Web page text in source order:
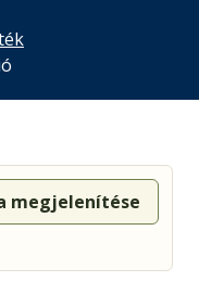
megjelenítése